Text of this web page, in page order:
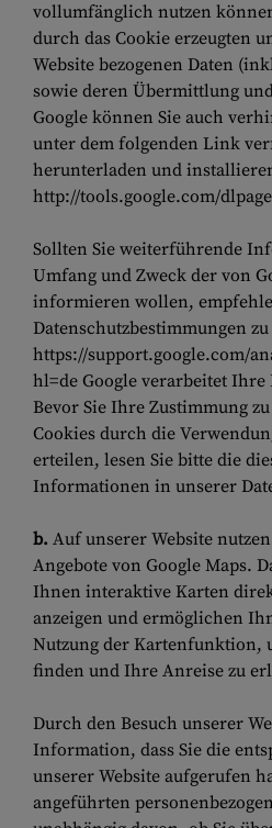
vollumfänglich nutzen
durch das Cookie erzeugten
Website bezogenen Daten
sowie deren Übermittlung
Google können Sie auch
unter dem folgenden Link
herunterladen und
http://tools.google.com/
Sollten Sie weiterführende
Umfang und Zweck der von
informieren wollen,
Datenschutzbestimmungen
https://support.google.com/
hl=de Google verarbeitet Ihre
Bevor Sie Ihre Zustimmung
Cookies durch die
erteilen, lesen Sie bitte die
Informationen in unserer
b. Auf unserer Website
Angebote von Google Maps.
Ihnen interaktive Karten
anzeigen und ermöglichen
Nutzung der Kartenfunktion,
finden und Ihre Anreise zu
Durch den Besuch unserer
Information, dass Sie die
unserer Website aufgerufen
angeführten